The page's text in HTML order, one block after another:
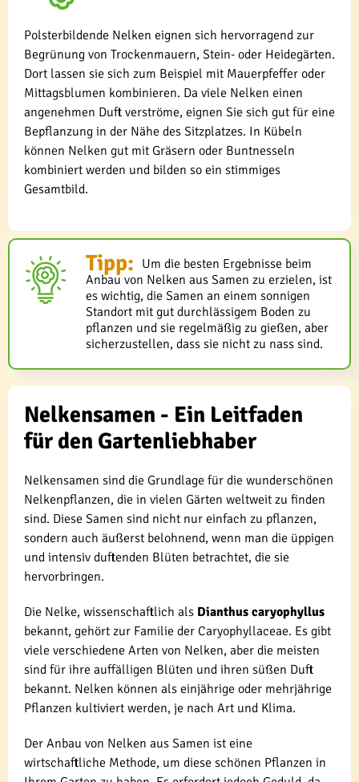
Polsterbildende Nelken eignen sich hervorragend zur
Begrünung von Trockenmauern, Stein- oder Heidegärten.
Dort lassen sie sich zum Beispiel mit Mauerpfeffer oder
Mittagsblumen kombinieren. Da viele Nelken einen
angenehmen Duft verströme, eignen Sie sich gut für eine
Bepflanzung in der Nähe des Sitzplatzes. In Kübeln
können Nelken gut mit Gräsern oder Buntnesseln
kombiniert werden und bilden so ein stimmiges
Gesamtbild.
Tipp: Um die besten Ergebnisse beim
Anbau von Nelken aus Samen zu erzielen, ist
es wichtig, die Samen an einem sonnigen
Standort mit gut durchlässigem Boden zu
pflanzen und sie regelmäßig zu gießen, aber
sicherzustellen, dass sie nicht zu nass sind.
Nelkensamen - Ein Leitfaden
für den Gartenliebhaber
Nelkensamen sind die Grundlage für die wunderschönen
Nelkenpflanzen, die in vielen Gärten weltweit zu finden
sind. Diese Samen sind nicht nur einfach zu pflanzen,
sondern auch äußerst belohnend, wenn man die üppigen
und intensiv duftenden Blüten betrachtet, die sie
hervorbringen.
Die Nelke, wissenschaftlich als Dianthus caryophyllus
bekannt, gehört zur Familie der Caryophyllaceae. Es gibt
viele verschiedene Arten von Nelken, aber die meisten
sind für ihre auffälligen Blüten und ihren süßen Duft
bekannt. Nelken können als einjährige oder mehrjährige
Pflanzen kultiviert werden, je nach Art und Klima.
Der Anbau von Nelken aus Samen ist eine
wirtschaftliche Methode, um diese schönen Pflanzen in